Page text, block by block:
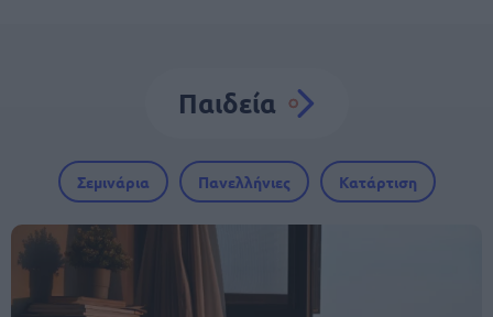
Παιδεία
Σεμινάρια Πανελλήνιες Κατάρτιση